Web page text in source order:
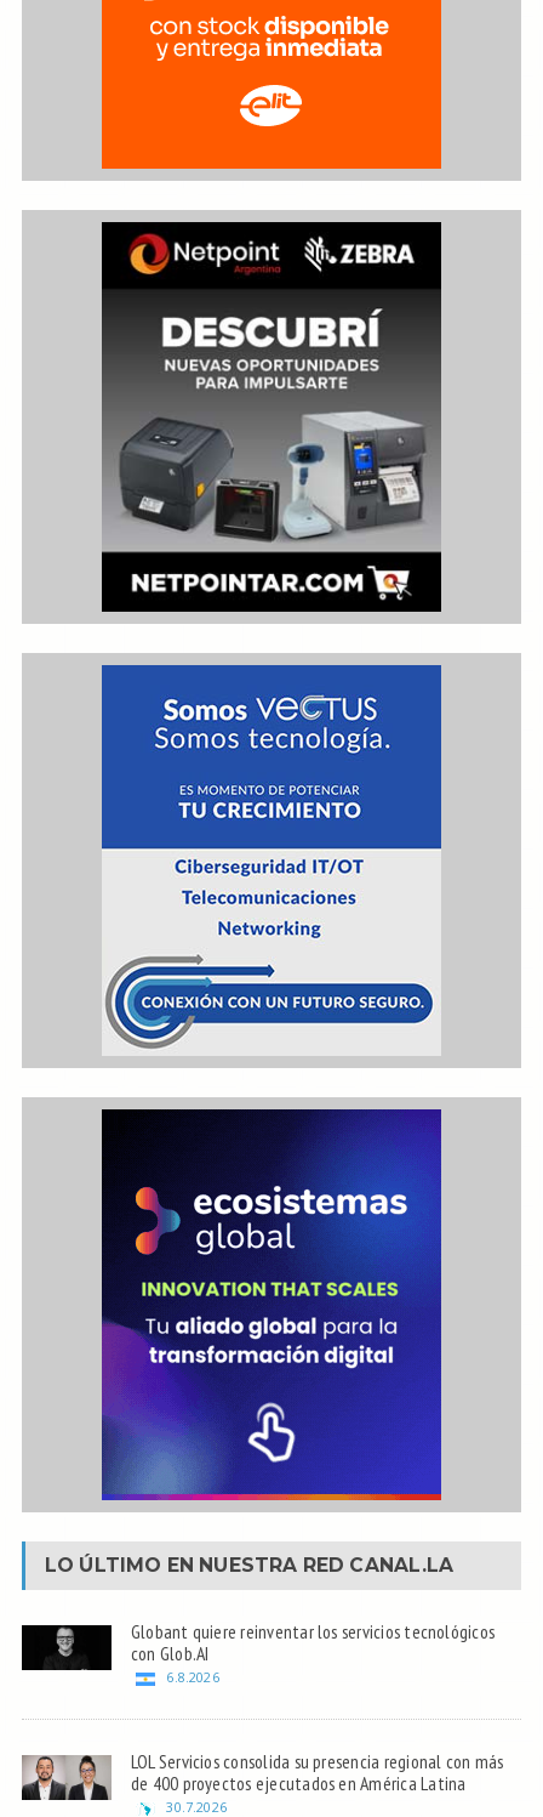
LO ÚLTIMO EN NUESTRA RED CANAL.LA
Globant quiere reinventar los servicios tecnológicos
con Glob.AI
6.8.2026
LOL Servicios consolida su presencia regional con más
de 400 proyectos ejecutados en América Latina
30.7.2026